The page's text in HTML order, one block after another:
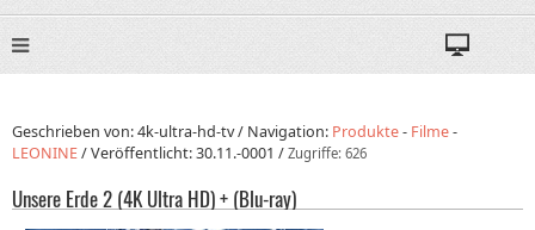
Geschrieben von: 4k-ultra-hd-tv / Navigation: Produkte- Filme-
LEONINE/Veröffentlicht:30.11.-0001 / Zugriffe: 626
Unsere Erde 2 (4K Ultra HD) + (Blu-ray)